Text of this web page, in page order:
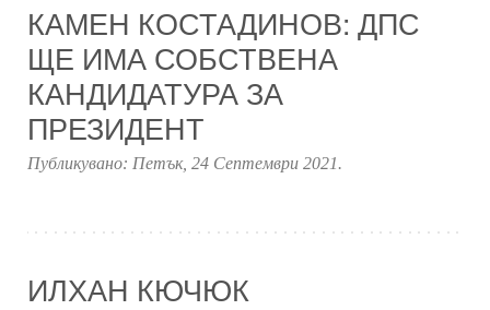
КАМЕН КОСТАДИНОВ: ДПС
ЩЕ ИМА СОБСТВЕНА
КАНДИДАТУРА ЗА
ПРЕЗИДЕНТ
Публикувано: Петък, 24 Септември 2021.
ИЛХАН КЮЧЮК